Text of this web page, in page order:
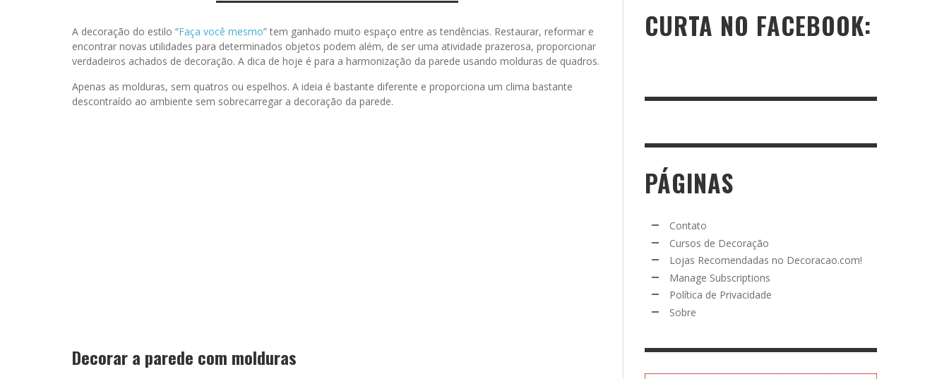
A decoração do estilo “Faça você mesmo” tem ganhado muito espaço entre as tendências. Restaurar, reformar e
encontrar novas utilidades para determinados objetos podem além, de ser uma atividade prazerosa, proporcionar
verdadeiros achados de decoração. A dica de hoje é para a harmonização da parede usando molduras de quadros.
Apenas as molduras, sem quatros ou espelhos. A ideia é bastante diferente e proporciona um clima bastante
descontraído ao ambiente sem sobrecarregar a decoração da parede.
Decorar a parede com molduras
CURTA NO FACEBOOK:
PÁGINAS
Contato
Cursos de Decoração
Lojas Recomendadas no Decoracao.com!
Manage Subscriptions
Política de Privacidade
Sobre